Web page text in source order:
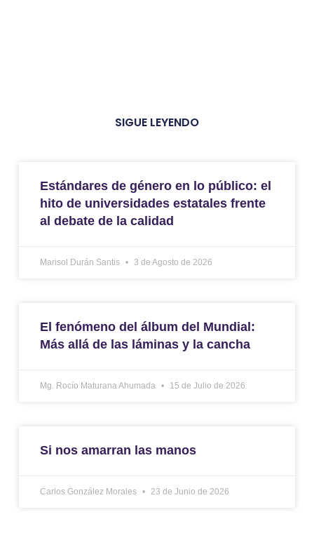
SIGUE LEYENDO
Estándares de género en lo público: el
hito de universidades estatales frente
al debate de la calidad
Marisol Durán Santis 3 de Agosto de 2026
El fenómeno del álbum del Mundial:
Más allá de las láminas y la cancha
Mg. Rocío Maturana Ahumada 15 de Julio de 2026
Si nos amarran las manos
Carlos González Morales 23 de Junio de 2026